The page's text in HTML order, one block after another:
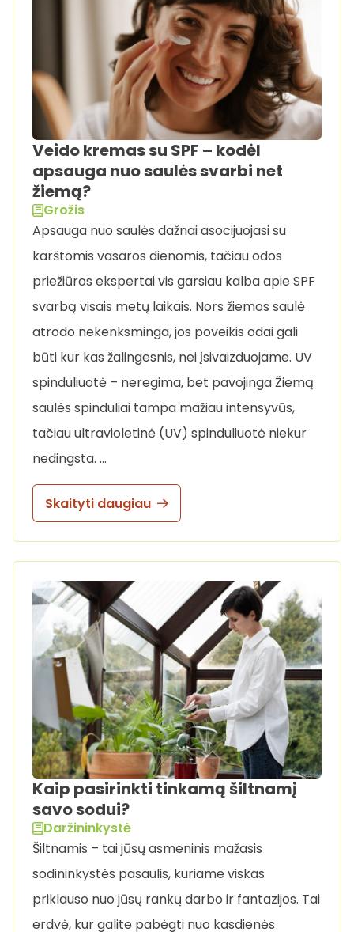
Veido kremas su SPF – kodėl
apsauga nuo saulės svarbi net
žiemą?
Grožis
Apsauga nuo saulės dažnai asocijuojasi su
karštomis vasaros dienomis, tačiau odos
priežiūros ekspertai vis garsiau kalba apie SPF
svarbą visais metų laikais. Nors žiemos saulė
atrodo nekenksminga, jos poveikis odai gali
būti kur kas žalingesnis, nei įsivaizduojame. UV
spinduliuotė – neregima, bet pavojinga Žiemą
saulės spinduliai tampa mažiau intensyvūs,
tačiau ultravioletinė (UV) spinduliuotė niekur
nedingsta. …
Skaityti daugiau
Kaip pasirinkti tinkamą šiltnamį
savo sodui?
Daržininkystė
Šiltnamis – tai jūsų asmeninis mažasis
sodininkystės pasaulis, kuriame viskas
priklauso nuo jūsų rankų darbo ir fantazijos. Tai
erdvė, kur galite pabėgti nuo kasdienės